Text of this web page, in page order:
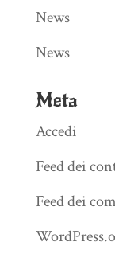
News
News
Meta
Accedi
Feed dei
Feed dei